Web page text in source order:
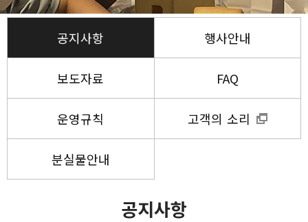
공지사항 행사안내
보도자료 FAQ
운영규칙 고객의 소리
분실물안내
공지사항